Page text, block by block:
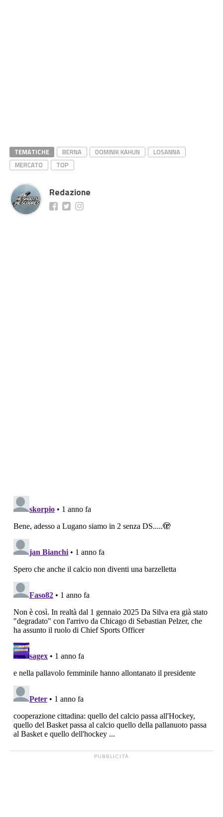
TEMATICHE BERNA DOMINIK KAHUN
LOSANNA
MERCATO
TOP
Redazione
PUBBLICITÀ